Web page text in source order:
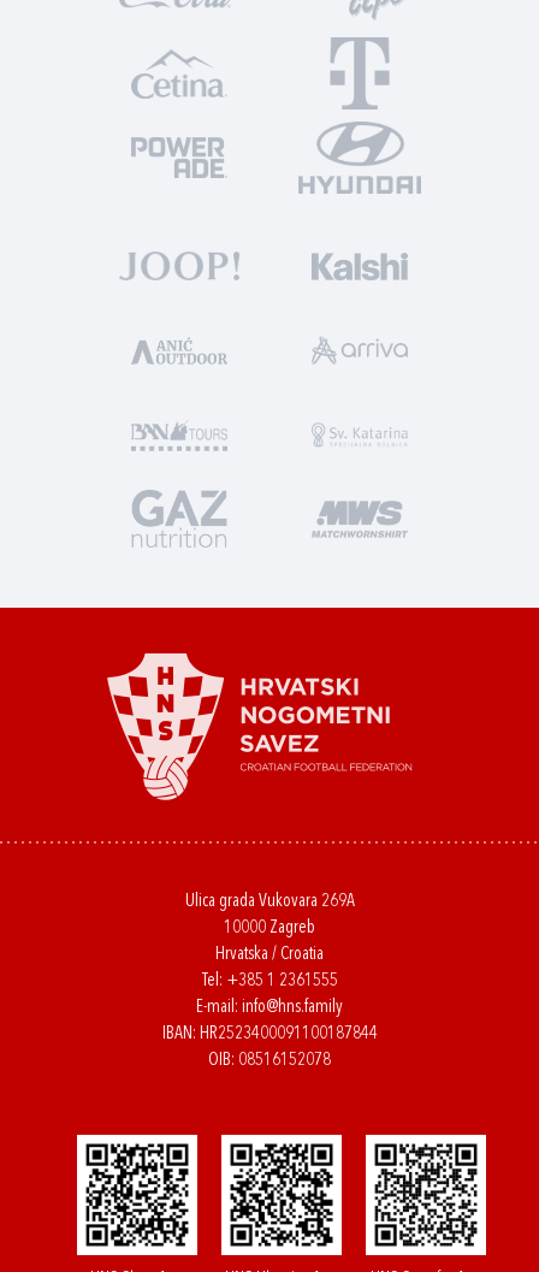
Ulica grada Vukovara 269A
10000 Zagreb
Hrvatska / Croatia
Tel: +385 1 2361555
E-mail: info@hns.family
IBAN: HR2523400091100187844
OIB: 08516152078